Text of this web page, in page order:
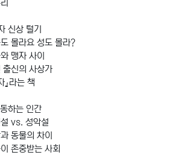
신상 털기
몰라요 성도 몰라?
맹자 사이
출신의 사상가
』라는 책
동하는 인간
vs. 성악설
동물의 차이
존중받는 사회